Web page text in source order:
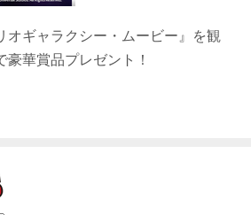
オギャラクシー・ムービー』を観
豪華賞品プレゼント！